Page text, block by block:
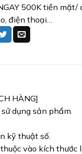
500K tiền
điện thoại…
HÀNG]
dụng sản phẩm.
kỹ thuật số.
vào kích thước